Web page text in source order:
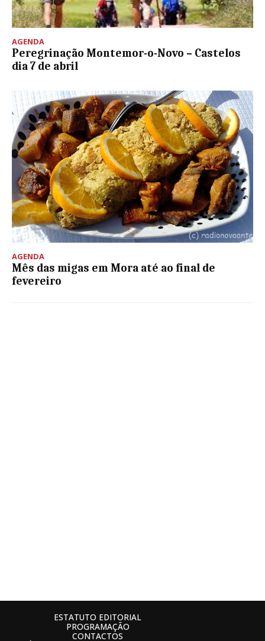
AGENDA
Peregrinação Montemor-o-Novo – Castelos
dia 7 de abril
AGENDA
Mês das migas em Mora até ao final de
fevereiro
ESTATUTO EDITORIAL
PROGRAMAÇÃO
CONTACTOS